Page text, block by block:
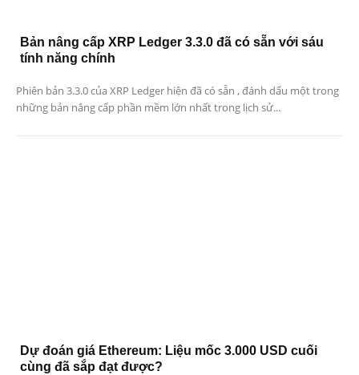
Bản nâng cấp XRP Ledger 3.3.0 đã có sẵn với sáu
tính năng chính
Phiên bản 3.3.0 của XRP Ledger hiện đã có sẵn , đánh dấu một trong
những bản nâng cấp phần mềm lớn nhất trong lịch sử...
Dự đoán giá Ethereum: Liệu mốc 3.000 USD cuối
cùng đã sắp đạt được?